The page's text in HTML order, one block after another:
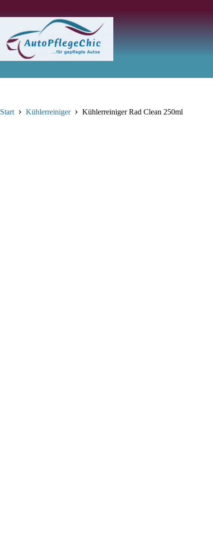
Start Kühlerreiniger Kühlerreiniger Rad Clean 250ml